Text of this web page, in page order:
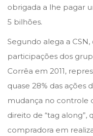
n
obrigada a lhe pagar
5 bilhões.
Segundo alega a
participações dos
Corrêa em 2011,
quase 28% das ações
mudança no controle
direito de “tag along”,
compradora em